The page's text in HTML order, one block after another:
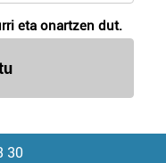
eta onartzen dut.
30